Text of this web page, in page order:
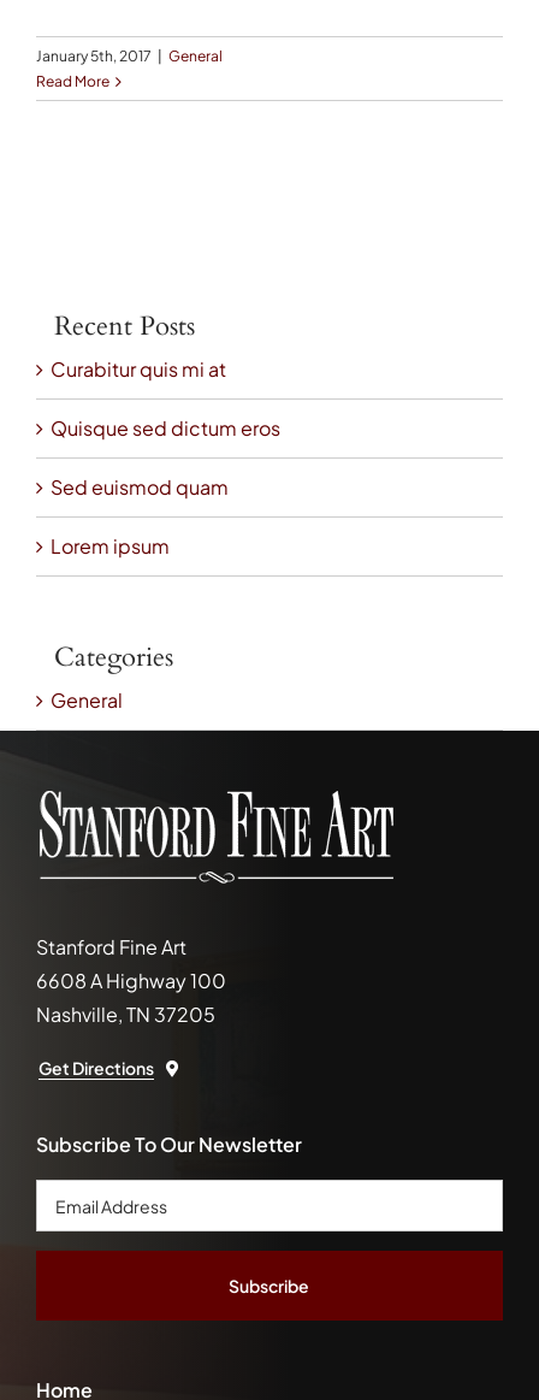
January 5th, 2017
General
Read More
Recent Posts
Curabitur quis mi at
Quisque sed dictum eros
Sed euismod quam
Lorem ipsum
Categories
General
Stanford Fine Art
6608 A Highway 100
Nashville, TN 37205
Get Directions
Home
Subscribe To Our Newsletter
Email
Address